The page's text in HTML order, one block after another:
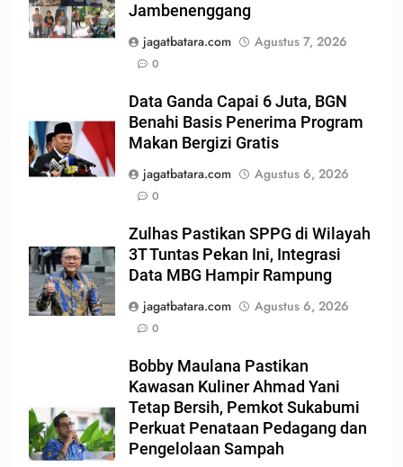
Jambenenggang
jagatbatara.com
Agustus 7, 2026
0
Data Ganda Capai 6 Juta, BGN
Benahi Basis Penerima Program
Makan Bergizi Gratis
jagatbatara.com
Agustus 6, 2026
0
Zulhas Pastikan SPPG di Wilayah
3T Tuntas Pekan Ini, Integrasi
Data MBG Hampir Rampung
jagatbatara.com
Agustus 6, 2026
0
Bobby Maulana Pastikan
Kawasan Kuliner Ahmad Yani
Tetap Bersih, Pemkot Sukabumi
Perkuat Penataan Pedagang dan
Pengelolaan Sampah